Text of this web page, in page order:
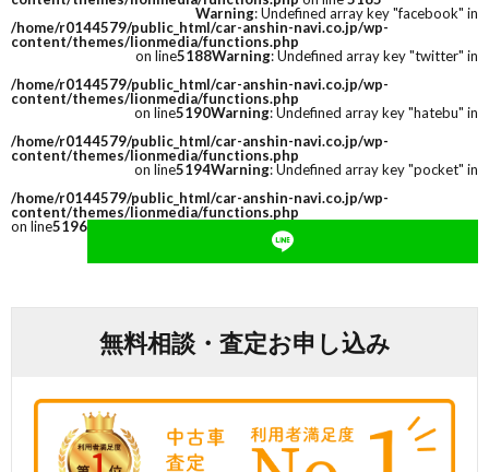
Warning: Undefined array key "facebook" in
/home/r0144579/public_html/car-anshin-navi.co.jp/wp-
content/themes/lionmedia/functions.php
on line5188Warning: Undefined array key "twitter" in
/home/r0144579/public_html/car-anshin-navi.co.jp/wp-
content/themes/lionmedia/functions.php
on line5190Warning: Undefined array key "hatebu" in
/home/r0144579/public_html/car-anshin-navi.co.jp/wp-
content/themes/lionmedia/functions.php
on line5194Warning: Undefined array key "pocket" in
/home/r0144579/public_html/car-anshin-navi.co.jp/wp-
content/themes/lionmedia/functions.php
on line5196
無料相談・査定お申し込み